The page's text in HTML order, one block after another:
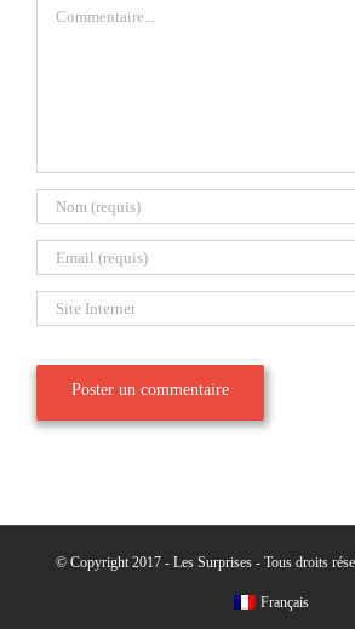
Commentaire
© Copyright 2017 - Les Surprises - Tous droits
Français